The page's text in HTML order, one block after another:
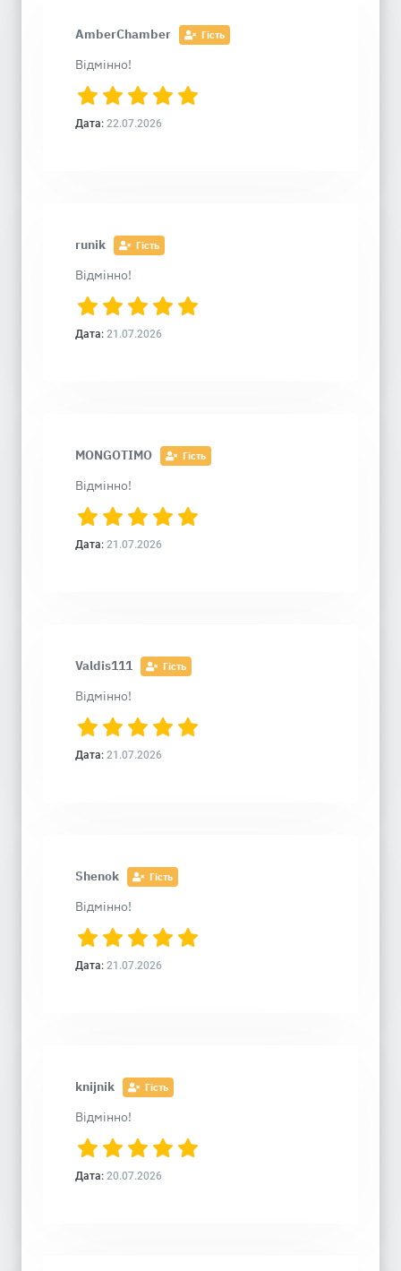
AmberChamber Гість
Відмінно!
Дата: 22.07.2026
runik Гість
Відмінно!
Дата: 21.07.2026
MONGOTIMO Гість
Відмінно!
Дата: 21.07.2026
Valdis111 Гість
Відмінно!
Дата: 21.07.2026
Shenok Гість
Відмінно!
Дата: 21.07.2026
knijnik Гість
Відмінно!
Дата: 20.07.2026